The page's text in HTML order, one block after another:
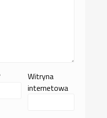
Witryna
internetowa